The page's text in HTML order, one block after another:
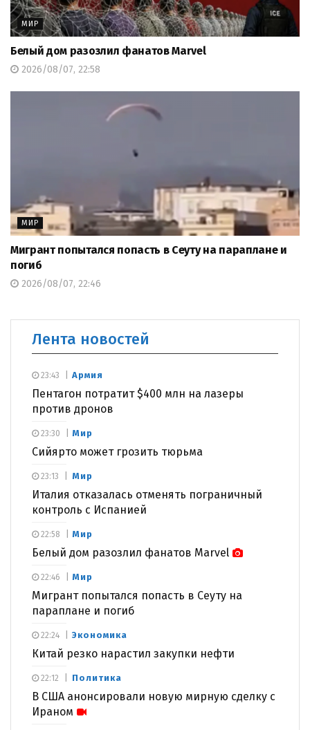
МИР
Белый дом разозлил фанатов Marvel
2026/08/07, 22:58
МИР
Мигрант попытался попасть в Сеуту на параплане и
погиб
2026/08/07, 22:46
Лента новостей
Армия
Пентагон потратит $400 млн на лазеры
против дронов
23:43
Мир
Сийярто может грозить тюрьма
23:30
Мир
Италия отказалась отменять пограничный
контроль с Испанией
23:13
Мир
Белый дом разозлил фанатов Marvel
22:58
Мир
Мигрант попытался попасть в Сеуту на
параплане и погиб
22:46
Экономика
Китай резко нарастил закупки нефти
22:24
Политика
В США анонсировали новую мирную сделку с
Ираном
22:12